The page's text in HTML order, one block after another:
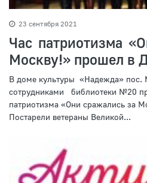
23 сентября 2021
Час патриотизма
Москву!» прошел в
В доме культуры «Надежда» пос.
сотрудниками библиотеки №20
патриотизма «Они сражались за
Постарели ветераны Великой...